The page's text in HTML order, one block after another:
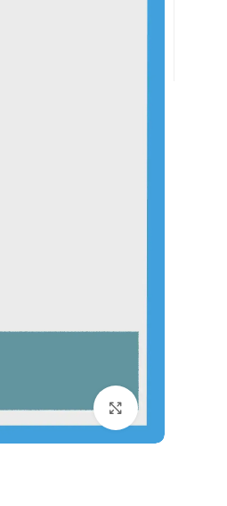
بزرگنمایی تصویر